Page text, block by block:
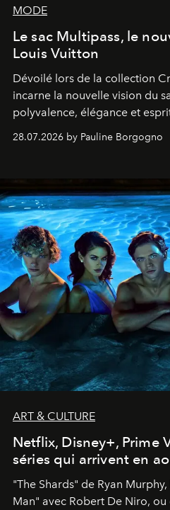
MODE
Le sac Multipass, le
Louis Vuitton
Dévoilé lors de la collection
incarne la nouvelle vision du
polyvalence, élégance et
28.07.2026 by Pauline Borgogno
ART & CULTURE
Netflix, Disney+, Prime
séries qui arrivent en
"The Shards" de Ryan
Man" avec Robert De Niro,